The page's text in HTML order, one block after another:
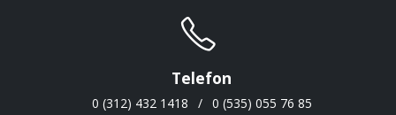
Telefon
0 (312) 432 1418 / 0 (535) 055 76 85